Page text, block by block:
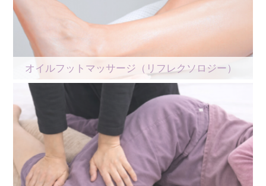
オイルフットマッサージ（リフレクソロジー）